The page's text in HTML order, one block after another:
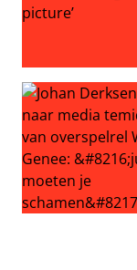
Steven Kazàn